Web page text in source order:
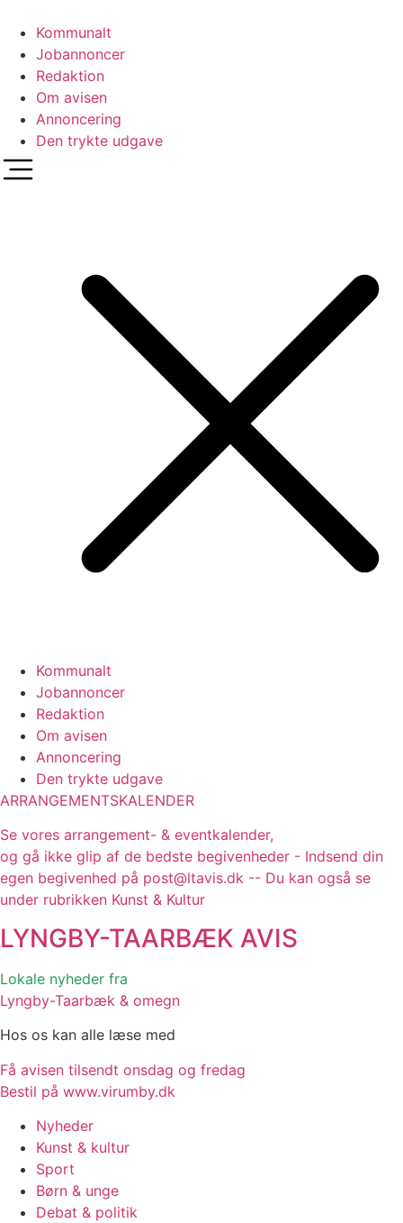
indhold
Kommunalt
Jobannoncer
Redaktion
Om avisen
Annoncering
Den trykte udgave
Kommunalt
Jobannoncer
Redaktion
Om avisen
Annoncering
Den trykte udgave
ARRANGEMENTSKALENDER
Se vores arrangement- & eventkalender,
og gå ikke glip af de bedste begivenheder - Indsend din
egen begivenhed på post@ltavis.dk -- Du kan også se
under rubrikken Kunst & Kultur
LYNGBY-TAARBÆK AVIS
Lokale nyheder fra
Lyngby-Taarbæk & omegn
Hos os kan alle læse med
Få avisen tilsendt onsdag og fredag
Bestil på www.virumby.dk
Nyheder
Kunst & kultur
Sport
Børn & unge
Debat & politik